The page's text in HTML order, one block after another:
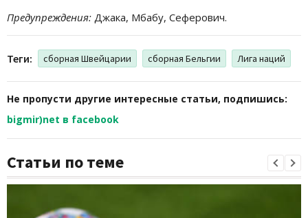
Предупреждения: Джака, Мбабу, Сеферович.
Теги: сборная Швейцарии сборная Бельгии Лига наций
Не пропусти другие интересные статьи, подпишись:
bigmir)net в facebook
Статьи по теме